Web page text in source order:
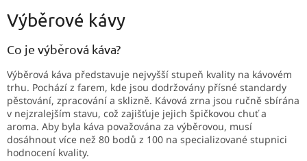
r
v
k
y
v
ý
p
Výběrové kávy
Co je výběrová káva?
Výběrová káva představuje nejvyšší stupeň kvality na kávovém
trhu. Pochází z farem, kde jsou dodržovány přísné standardy
pěstování, zpracování a sklizně. Kávová zrna jsou ručně sbírána
v nejzralejším stavu, což zajišťuje jejich špičkovou chuť a
aroma. Aby byla káva považována za výběrovou, musí
dosáhnout více než 80 bodů z 100 na specializované stupnici
hodnocení kvality.